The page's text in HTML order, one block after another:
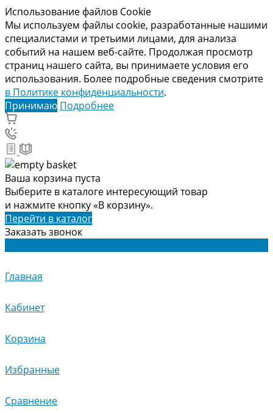
Использование файлов Cookie
Мы используем файлы cookie, разработанные нашими
специалистами и третьими лицами, для анализа
событий на нашем веб-сайте. Продолжая просмотр
страниц нашего сайта, вы принимаете условия его
использования. Более подробные сведения смотрите
в Политике конфиденциальности.
Принимаю Подробнее
Ваша корзина пуста
Выберите в каталоге интересующий товар
и нажмите кнопку «В корзину».
Перейти в каталог
Заказать звонок
Главная
Кабинет
Корзина
Избранные
Сравнение